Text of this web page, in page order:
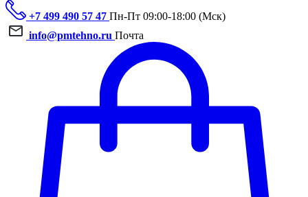
+7 499 490 57 47 Пн-Пт 09:00-18:00 (Мск)
info@pmtehno.ru Почта